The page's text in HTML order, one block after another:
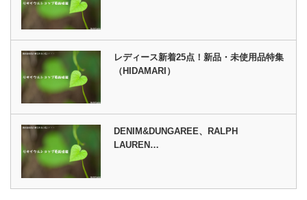
レディース新着25点！新品・未使用品特集
（HIDAMARI）
DENIM&DUNGAREE、RALPH
LAUREN…